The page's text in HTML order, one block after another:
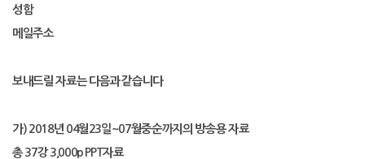
성함
메일주소
보내드릴 자료는 다음과 같습니다
가) 2018년 04월23일~07월중순까지의 방송용 자료
총37강3,000p PPT자료